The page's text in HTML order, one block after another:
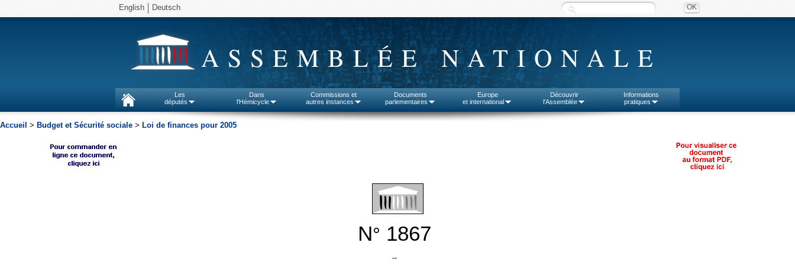
English Deutsch
ASSEMBLÉE NATIONALE
Les
députés
Dans
l'Hémicycle
Commissions et
autres instances
Documents
parlementaires
Europe
et international
Découvrir
l'Assemblée
Informations
pratiques
Accueil > Budget et Sécurité sociale > Loi de finances pour 2005
N° 1867
--